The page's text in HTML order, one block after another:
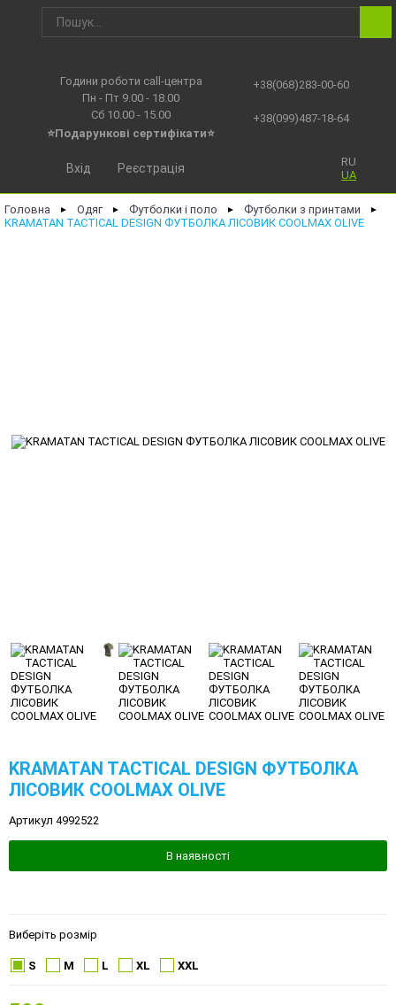
Години роботи call-центра
Пн - Пт 9.00 - 18.00
Сб 10.00 - 15.00
⭐Подарункові сертифікати⭐
+38(068)283-00-60
+38(099)487-18-64
RU
UA
Вхід Реєстрація
Головна ► Одяг ► Футболки і поло ► Футболки з принтами ►
KRAMATAN TACTICAL DESIGN ФУТБОЛКА ЛІСОВИК COOLMAX OLIVE
KRAMATAN TACTICAL DESIGN ФУТБОЛКА
ЛІСОВИК COOLMAX OLIVE
Артикул 4992522
В наявності
Виберіть розмір
S M L XL XXL